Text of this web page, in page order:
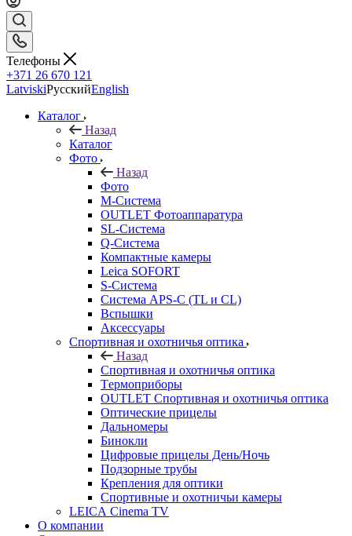
Телефоны
+371 26 670 121
LatviskiРусскийEnglish
Каталог
Назад
Каталог
Фото
Назад
Фото
M-Система
OUTLET Фотоаппаратура
SL-Система
Q-Cистема
Компактные камеры
Leica SOFORT
S-Система
Система APS-C (TL и CL)
Вспышки
Аксессуары
Спортивная и охотничья оптика
Назад
Спортивная и охотничья оптика
Tермоприборы
OUTLET Спортивная и охотничья оптика
Оптические прицелы
Дальномеры
Бинокли
Цифровые прицелы День/Ночь
Подзорные трубы
Крепления для оптики
Спортивные и охотничьи камеры
LEICA Cinema TV
О компании